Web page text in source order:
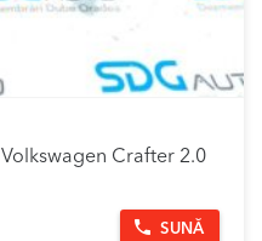
Crafter 2.0
SUNĂ